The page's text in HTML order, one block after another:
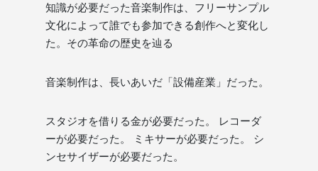
知識が必要だった音楽制作は、フリーサンプル
文化によって誰でも参加できる創作へと変化し
た。その革命の歴史を辿る
音楽制作は、長いあいだ「設備産業」だった。
スタジオを借りる金が必要だった。 レコーダ
ーが必要だった。 ミキサーが必要だった。 シ
ンセサイザーが必要だった。